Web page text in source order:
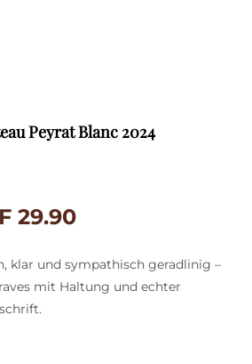
Peyrat Blanc 2024
29.90
klar und sympathisch geradlinig –
mit Haltung und echter